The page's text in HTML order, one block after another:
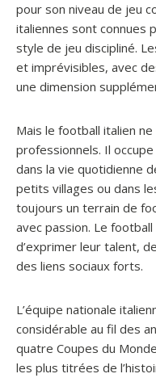
pour son niveau de jeu
italiennes sont connues
style de jeu discipliné.
et imprévisibles, avec
une dimension
Mais le football italien
professionnels. Il
dans la vie quotidienne
petits villages ou dans
toujours un terrain de
avec passion. Le
d’exprimer leur talent,
des liens sociaux forts.
L’équipe nationale
considérable au fil des
quatre Coupes du
les plus titrées de